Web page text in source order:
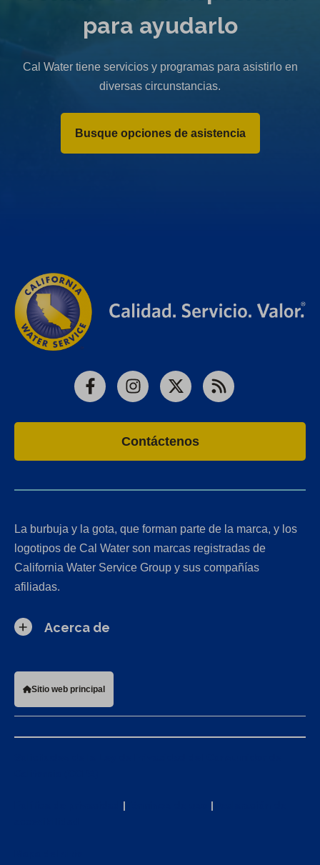
para ayudarlo
Cal Water tiene servicios y programas para asistirlo en
diversas circunstancias.
Busque opciones de asistencia
FacebookInstagram
X RSS
Contáctenos
La burbuja y la gota, que forman parte de la marca, y los
logotipos de Cal Water son marcas registradas de
California Water Service Group y sus compañías
afiliadas.
Acerca de
Sitio web principal
| |